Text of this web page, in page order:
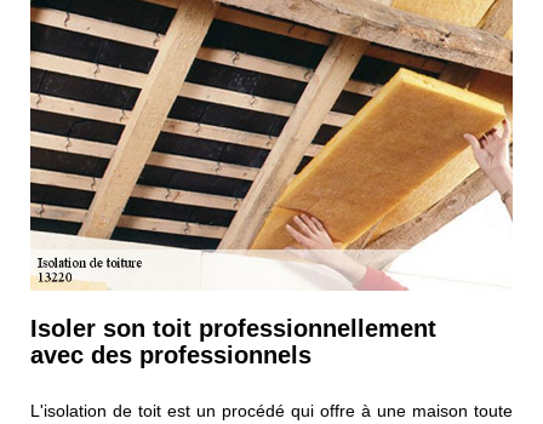
Isoler son toit professionnellement
avec des professionnels
L'isolation de toit est un procédé qui offre à une maison toute